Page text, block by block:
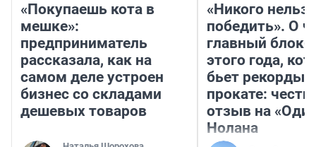
«Покупаешь кота в
мешке»:
предприниматель
рассказала, как на
самом деле устроен
бизнес со складами
дешевых товаров
«Никого нельзя
победить». О
главный
этого года,
бьет рекорды в
прокате:
отзыв на
Нолана